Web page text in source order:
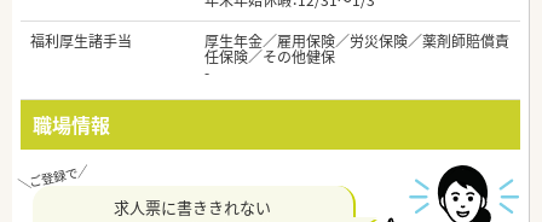
福利厚生諸手当
厚生年金／雇用保険／労災保険／薬剤師賠償責
任保険／その他健保
-
職場情報
求人票に書ききれない